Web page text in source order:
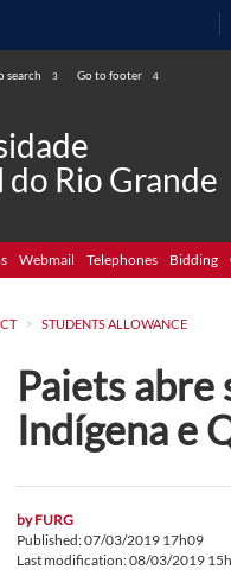
search 3 Go to footer 4
do Rio Grande
Webmail Telephones Bidding
> STUDENTS ALLOWANCE
Paiets abre
Indígena e
byFURG
Published: 07/03/2019 17h09
Last modification: 08/03/2019